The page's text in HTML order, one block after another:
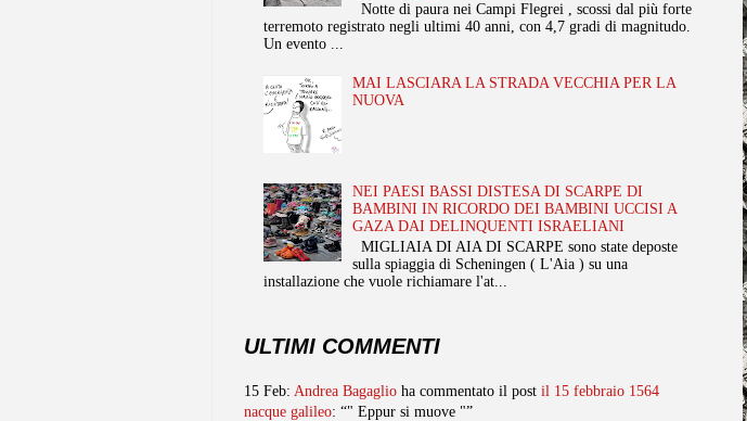
Notte di paura nei Campi Flegrei , scossi dal più forte
terremoto registrato negli ultimi 40 anni, con 4,7 gradi di magnitudo.
Un evento ...
MAI LASCIARA LA STRADA VECCHIA PER LA
NUOVA
NEI PAESI BASSI DISTESA DI SCARPE DI
BAMBINI IN RICORDO DEI BAMBINI UCCISI A
GAZA DAI DELINQUENTI ISRAELIANI
MIGLIAIA DI AIA DI SCARPE sono state deposte
sulla spiaggia di Scheningen ( L'Aia ) su una
installazione che vuole richiamare l'at...
ULTIMI COMMENTI
15 Feb: Andrea Bagaglio ha commentato il post il 15 febbraio 1564
nacque galileo: “" Eppur si muove "”